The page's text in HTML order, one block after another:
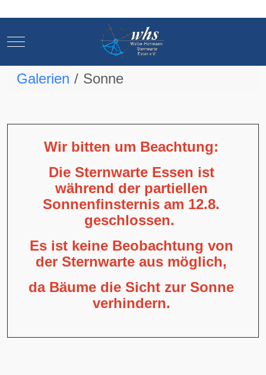
Mobile Menu Toggle
Galerien Sonne
Wir bitten um Beachtung:
Die Sternwarte Essen ist
während der partiellen
Sonnenfinsternis am 12.8.
geschlossen.
Es ist keine Beobachtung von
der Sternwarte aus möglich,
da Bäume die Sicht zur Sonne
verhindern.